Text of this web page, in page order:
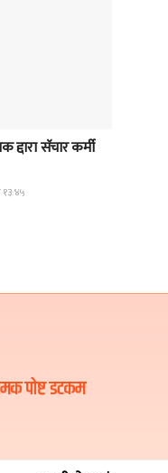
सॅचार कर्मी
पोष्ट डटकम